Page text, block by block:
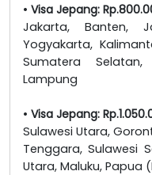
• Visa Jepang:
Jakarta, Banten,
Yogyakarta,
Sumatera Selatan,
Lampung
• Visa Jepang:
Sulawesi Utara,
Tenggara, Sulawesi
Utara, Maluku, Papua